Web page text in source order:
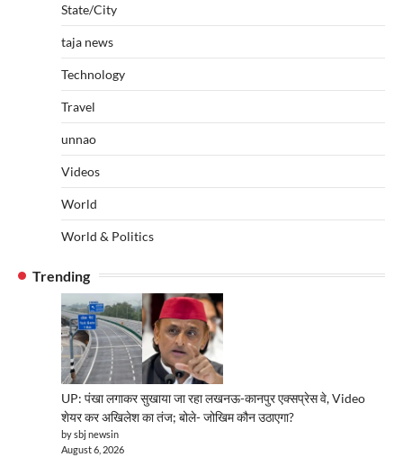
State/City
taja news
Technology
Travel
unnao
Videos
World
World & Politics
Trending
UP: पंखा लगाकर सुखाया जा रहा लखनऊ-कानपुर एक्सप्रेस वे, Video
शेयर कर अखिलेश का तंज; बोले- जोखिम कौन उठाएगा?
by sbj newsin
August 6, 2026